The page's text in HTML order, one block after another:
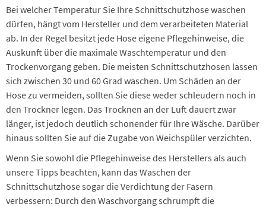
Bei welcher Temperatur Sie Ihre Schnittschutzhose waschen
dürfen, hängt vom Hersteller und dem verarbeiteten Material
ab. In der Regel besitzt jede Hose eigene Pflegehinweise, die
Auskunft über die maximale Waschtemperatur und den
Trockenvorgang geben. Die meisten Schnittschutzhosen lassen
sich zwischen 30 und 60 Grad waschen. Um Schäden an der
Hose zu vermeiden, sollten Sie diese weder schleudern noch in
den Trockner legen. Das Trocknen an der Luft dauert zwar
länger, ist jedoch deutlich schonender für Ihre Wäsche. Darüber
hinaus sollten Sie auf die Zugabe von Weichspüler verzichten.
Wenn Sie sowohl die Pflegehinweise des Herstellers als auch
unsere Tipps beachten, kann das Waschen der
Schnittschutzhose sogar die Verdichtung der Fasern
verbessern: Durch den Waschvorgang schrumpft die